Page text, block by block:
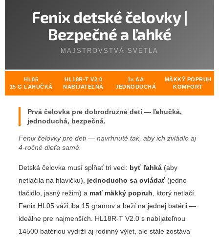
Fenix detské čelovky |
Bezpečné a ľahké
MAJSTROVSTVÁ SVETLA
HL05
15 G ĽAHUČKÁ
HL18R-T V2.0
NABÍJATEĽNÁ
1× AA
JEDNODUCHÁ
MÄKKÝ POPRUH
KOMFORT
Prvá čelovka pre dobrodružné deti — ľahučká,
jednoduchá, bezpečná.
Fenix čelovky pre deti — navrhnuté tak, aby ich zvládlo aj
4-ročné dieťa samé.
Detská čelovka musí spĺňať tri veci: byť ľahká (aby
netlačila na hlavičku), jednoducho sa ovládať (jedno
tlačidlo, jasný režim) a mať mäkký popruh , ktorý netlačí.
Fenix HL05 váži iba 15 gramov a beží na jednej batérii —
ideálne pre najmenších. HL18R-T V2.0 s nabíjateľnou
14500 batériou vydrží aj rodinný výlet, ale stále zostáva